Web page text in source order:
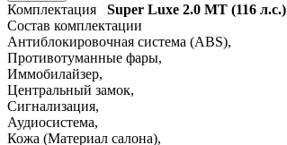
Комплектация Super Luxe 2.0 MT (116 л.с.)
Состав комплектации
Антиблокировочная система (ABS),
Противотуманные фары,
Иммобилайзер,
Центральный замок,
Сигнализация,
Аудиосистема,
Кожа (Материал салона),